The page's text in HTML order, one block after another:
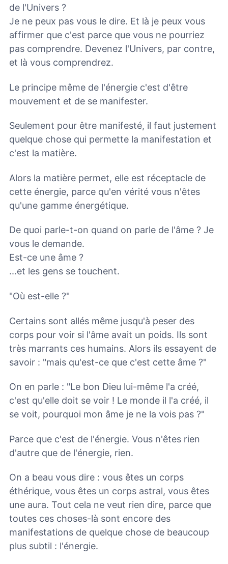
de l'Univers ?
Je ne peux pas vous le dire. Et là je peux vous
affirmer que c'est parce que vous ne pourriez
pas comprendre. Devenez l'Univers, par contre,
et là vous comprendrez.
Le principe même de l'énergie c'est d'être
mouvement et de se manifester.
Seulement pour être manifesté, il faut justement
quelque chose qui permette la manifestation et
c'est la matière.
Alors la matière permet, elle est réceptacle de
cette énergie, parce qu'en vérité vous n'êtes
qu'une gamme énergétique.
De quoi parle-t-on quand on parle de l'âme ? Je
vous le demande.
Est-ce une âme ?
...et les gens se touchent.
"Où est-elle ?"
Certains sont allés même jusqu'à peser des
corps pour voir si l'âme avait un poids. Ils sont
très marrants ces humains. Alors ils essayent de
savoir : "mais qu'est-ce que c'est cette âme ?"
On en parle : "Le bon Dieu lui-même l'a créé,
c'est qu'elle doit se voir ! Le monde il l'a créé, il
se voit, pourquoi mon âme je ne la vois pas ?"
Parce que c'est de l'énergie. Vous n'êtes rien
d'autre que de l'énergie, rien.
On a beau vous dire : vous êtes un corps
éthérique, vous êtes un corps astral, vous êtes
une aura. Tout cela ne veut rien dire, parce que
toutes ces choses-là sont encore des
manifestations de quelque chose de beaucoup
plus subtil : l'énergie.